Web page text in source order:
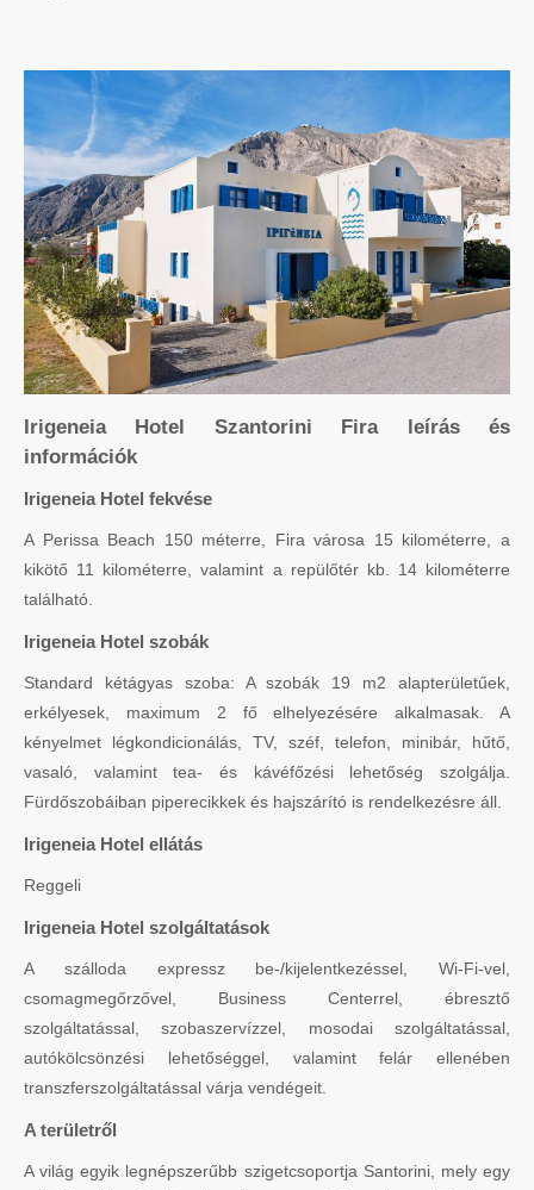
Irigeneia Hotel Szantorini Fira leírás és
információk
Irigeneia Hotel fekvése
A Perissa Beach 150 méterre, Fira városa 15 kilométerre, a
kikötő 11 kilométerre, valamint a repülőtér kb. 14 kilométerre
található.
Irigeneia Hotel szobák
Standard kétágyas szoba: A szobák 19 m2 alapterületűek,
erkélyesek, maximum 2 fő elhelyezésére alkalmasak. A
kényelmet légkondicionálás, TV, széf, telefon, minibár, hűtő,
vasaló, valamint tea- és kávéfőzési lehetőség szolgálja.
Fürdőszobáiban piperecikkek és hajszárító is rendelkezésre áll.
Irigeneia Hotel ellátás
Reggeli
Irigeneia Hotel szolgáltatások
A szálloda expressz be-/kijelentkezéssel, Wi-Fi-vel,
csomagmegőrzővel, Business Centerrel, ébresztő
szolgáltatással, szobaszervízzel, mosodai szolgáltatással,
autókölcsönzési lehetőséggel, valamint felár ellenében
transzferszolgáltatással várja vendégeit.
A területről
A világ egyik legnépszerűbb szigetcsoportja Santorini, mely egy